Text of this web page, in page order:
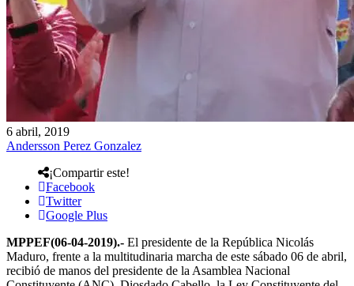
6 abril, 2019
Andersson Perez Gonzalez
¡Compartir este!
Facebook
Twitter
Google Plus
MPPEF(06-04-2019).- El presidente de la República Nicolás
Maduro, frente a la multitudinaria marcha de este sábado 06 de abril,
recibió de manos del presidente de la Asamblea Nacional